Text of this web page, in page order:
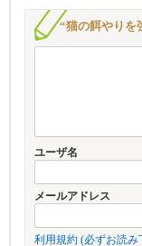
“猫の餌やりを
ユーザ名
メールアドレス
利用規約 (必ずお読み